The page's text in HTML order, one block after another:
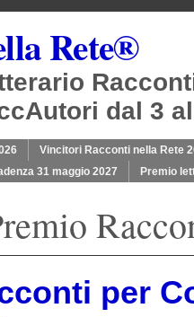
Rete®
dal 3
Vincitori Racconti nella Rete
31 maggio 2027
Premio
per